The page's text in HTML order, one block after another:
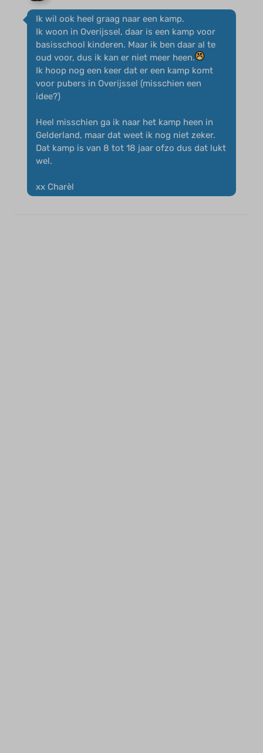
Ik wil ook heel graag naar een kamp.
Ik woon in Overijssel, daar is een kamp voor
basisschool kinderen. Maar ik ben daar al te
oud voor, dus ik kan er niet meer heen.
Ik hoop nog een keer dat er een kamp komt
voor pubers in Overijssel (misschien een
idee?)
Heel misschien ga ik naar het kamp heen in
Gelderland, maar dat weet ik nog niet zeker.
Dat kamp is van 8 tot 18 jaar ofzo dus dat lukt
wel.
xx Charèl